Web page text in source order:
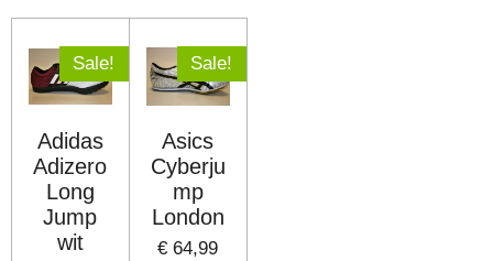
Sale!
Adidas
Adizero
Long
Jump
wit
Sale!
Asics
Cyberju
mp
London
€ 64,99